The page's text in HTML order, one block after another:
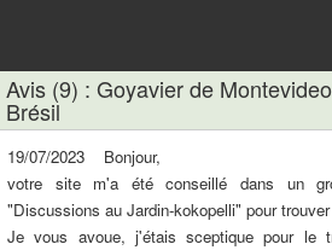
Avis (9) : Goyavier de
Brésil
19/07/2023 Bonjour,
votre site m'a été conseillé dans un
"Discussions au Jardin-kokopelli" pour
Je vous avoue, j'étais sceptique pour le